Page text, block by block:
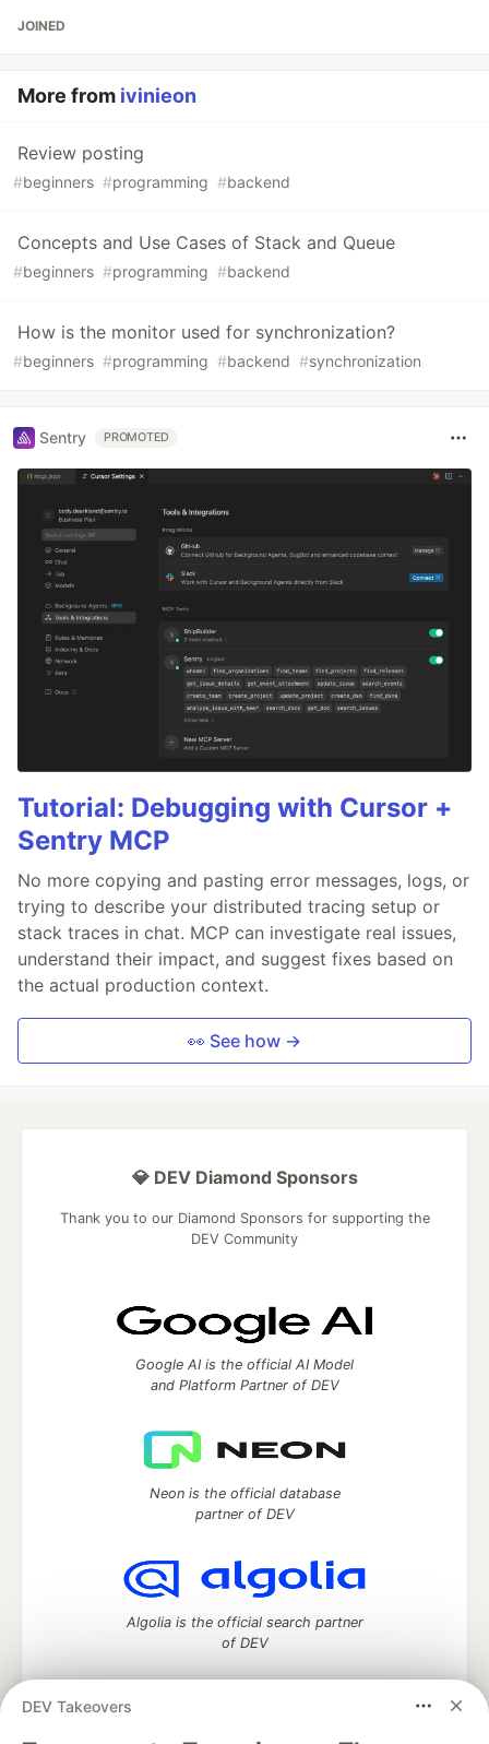
JOINED
More from ivinieon
Review posting
#beginners #programming #backend
Concepts and Use Cases of Stack and Queue
#beginners #programming #backend
How is the monitor used for synchronization?
#beginners #programming #backend #synchronization
Sentry PROMOTED
Tutorial: Debugging with Cursor +
Sentry MCP
No more copying and pasting error messages, logs, or
trying to describe your distributed tracing setup or
stack traces in chat. MCP can investigate real issues,
understand their impact, and suggest fixes based on
the actual production context.
👀 See how →
DEV Takeovers
💎 DEV Diamond Sponsors
Thank you to our Diamond Sponsors for supporting the
DEV Community
Google AI is the official AI Model
and Platform Partner of DEV
Neon is the official database
partner of DEV
Algolia is the official search partner
of DEV